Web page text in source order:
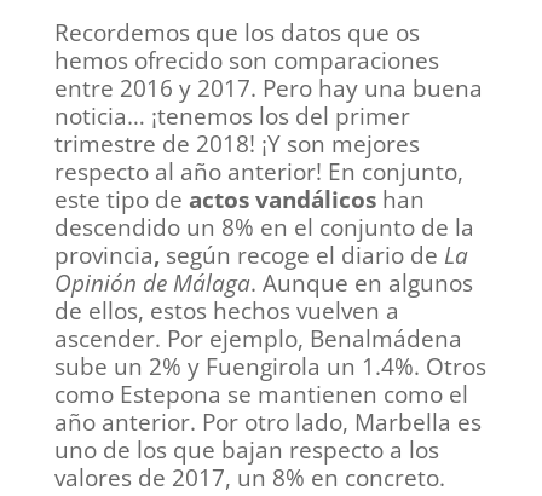
Recordemos que los datos que os
hemos ofrecido son comparaciones
entre 2016 y 2017. Pero hay una buena
noticia… ¡tenemos los del primer
trimestre de 2018! ¡Y son mejores
respecto al año anterior! En conjunto,
este tipo de actos vandálicoshan
descendido un 8% en el conjunto de la
provincia,según recoge el diario de La
Opinión de Málaga. Aunque en algunos
de ellos, estos hechos vuelven a
ascender. Por ejemplo, Benalmádena
sube un 2% y Fuengirola un 1.4%. Otros
como Estepona se mantienen como el
año anterior. Por otro lado, Marbella es
uno de los que bajan respecto a los
valores de 2017, un 8% en concreto.